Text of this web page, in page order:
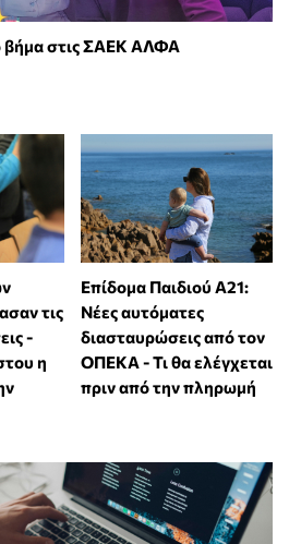
βήμα στις ΣΑΕΚ ΑΛΦΑ
τις
-
η
Επίδομα Παιδιού Α21:
Νέες αυτόματες
διασταυρώσεις από τον
ΟΠΕΚΑ - Τι θα ελέγχεται
πριν από την πληρωμή